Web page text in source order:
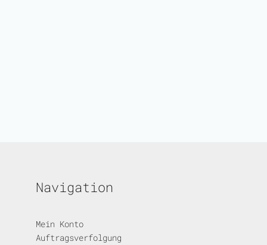
Navigation
Mein Konto
Auftragsverfolgung